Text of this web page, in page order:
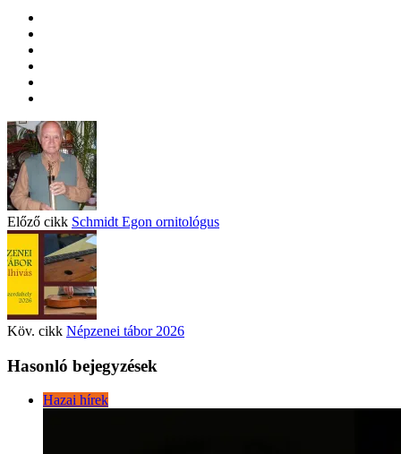
Előző cikk Schmidt Egon ornitológus
Köv. cikk Népzenei tábor 2026
Hasonló bejegyzések
Hazai hírek